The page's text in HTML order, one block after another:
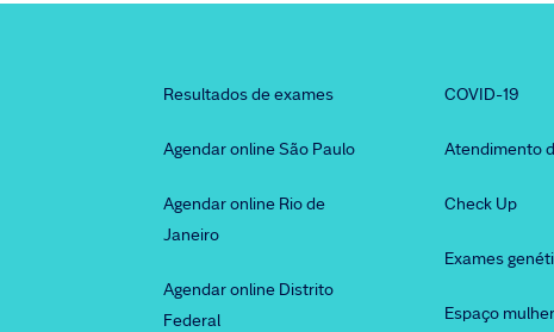
Resultados de exames
Agendar online São Paulo
Agendar online Rio de
Janeiro
Agendar online Distrito
Federal
COVID-19
Atendimento
Check Up
Exames
Espaço mulher